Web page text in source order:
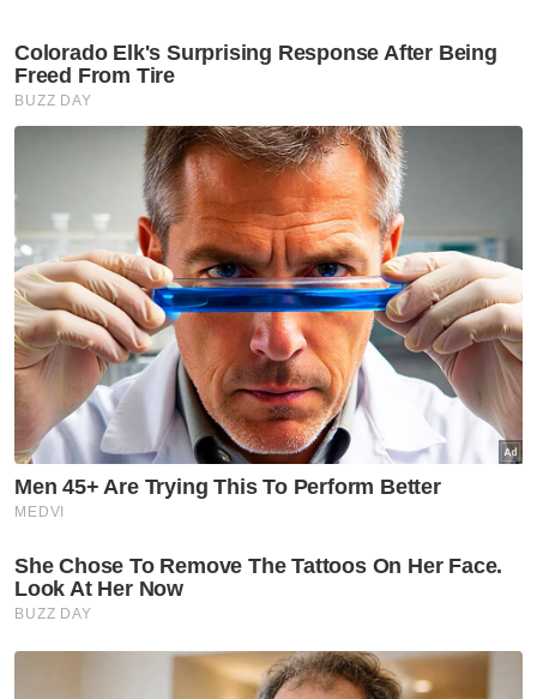
sentiasa terpelihara.
"Insya-ALLAH, kerajaan akan terus
memantau perkembangan semasa dan
mengambil langkah yang sewajarnya bagi
memastikan keselamatan serta kebajikan
rakyat sentiasa menjadi keutamaan,” katanya.
Semalam, Ketua Pengarah Jabatan
Meteorologi Malaysia Dr Mohd Hisham Mohd
Anip dalam kenyataan memaklumkan
fenomena itu dijangka menyebabkan cuaca
lebih panas dan kering daripada biasa,
khususnya sepanjang Monsun Barat
Daya yang bermula 14 Mei dan dijangka
berterusan sehingga September tahun ini. -
Artikel Berkaitan:
jangkaan kadar Fed tidak berubah
Fenomena El Nino dijangka berterusan, lebih kuat